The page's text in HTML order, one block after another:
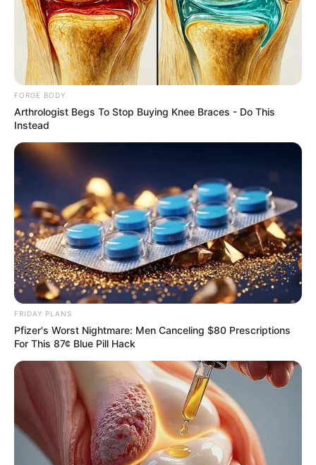
“เมื่อนำมารวมกัน หมายถึง ช่วงเวลาของชีวิตที่มีแต่
ความสุข ความสมหวัง “
โดยในปีนี้ (2558) ช่วงระหว่างวันที่ 19-21 มิถุนายน จะ
เห็นพระจันทร์ยิ้มได้ในช่วงหัวค่ำ ทางทิศตะวันตก หลัง
จากที่พระอาทิตย์ลาลับขอบฟ้าไปแล้ว จนถึงปวลาประ
มาณ 3 ทุ่ม ซึ่งวันที่ 20 จะเห็นเป็นรูปยิ้มชัดเจนมากที่สุด
^_^ แล้วมาเฝ้ารอรอยยิ้มจากพระจันทร์พร้อมกันนะคะ
^_^
เรียบเรียงโดย : Horoscope.mthai.com
FORGE BODY
Arthrologist Begs To Stop Buying Knee Braces - Do This
Instead
FRIDAY PLANS
Pfizer's Worst Nightmare: Men Canceling $80 Prescriptions
For This 87¢ Blue Pill Hack